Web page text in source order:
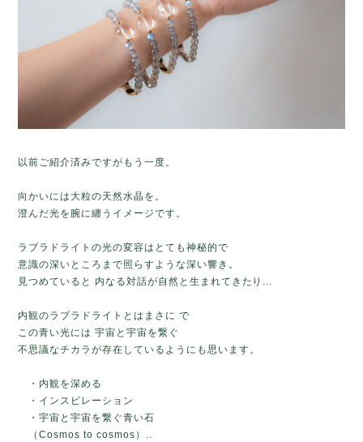
以前ご紹介済みですがもう一度。
向かいには大粒の天然水晶を。
澄んだ光を腕に纏うイメージです。
ラブラドライトの光の変容はとても神秘的で
意識の深いところまで照らすような深い響き。
見つめていると 内なる対話が自然と生まれてきたり...
内観のラブラドライトとはまさに で
この青い光には 宇宙と宇宙を繋ぐ
不思議なチカラが存在しているようにも思います。
・内観を深める
・インスピレーション
・宇宙と宇宙を繋ぐ青い石
（Cosmos to cosmos）..